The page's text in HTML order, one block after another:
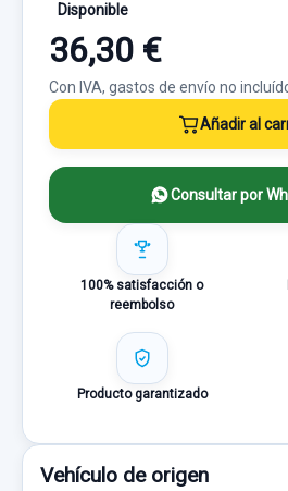
Disponible
36,30 €
Con IVA, gastos de envío no
Añadir al
Consultar por
100% satisfacción o
reembolso
Producto garantizado
Vehículo de origen